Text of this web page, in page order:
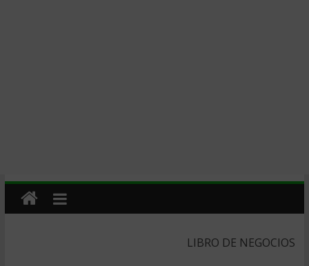
LIBRO DE NEGOCIOS